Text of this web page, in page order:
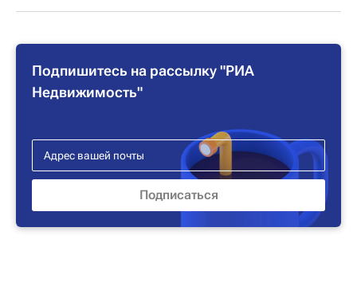
Подпишитесь на рассылку "РИА
Недвижимость"